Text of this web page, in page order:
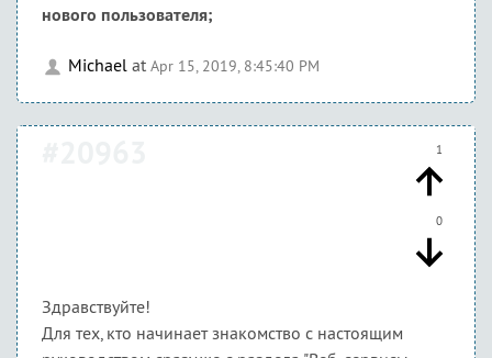
нового пользователя;
Michael at Apr 15, 2019, 8:45:40 PM
1
0
Здравствуйте!
Для тех, кто начинает знакомство с настоящим